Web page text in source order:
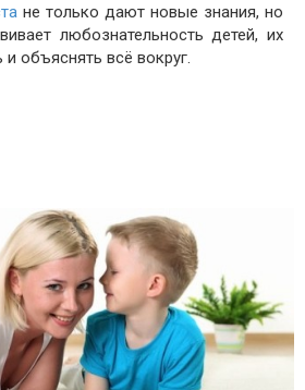
не только дают новые знания, но
любознательность детей, их
объяснять всё вокруг.